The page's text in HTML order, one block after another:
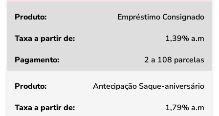
Produto
a
de
Empréstimo Consignado
1,39% a.m
2 a 108 parcelas
Antecipação Saque-aniversário
1,79% a.m